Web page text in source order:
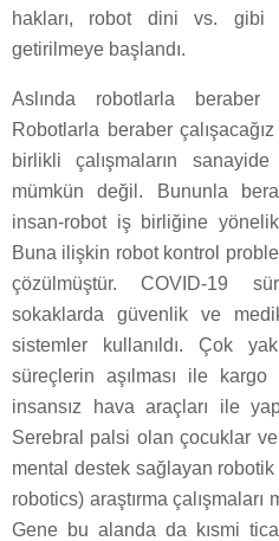
hakları, robot dini vs. gibi
getirilmeye başlandı.
Aslında robotlarla beraber
Robotlarla beraber
birlikli çalışmaların
mümkün değil. Bununla
insan-robot iş birliğine
Buna ilişkin robot kontrol
çözülmüştür. COVID-19
sokaklarda güvenlik ve
sistemler kullanıldı. Çok
süreçlerin aşılması ile kargo
insansız hava araçları ile
Serebral palsi olan çocuklar
mental destek sağlayan
robotics) araştırma
Gene bu alanda da kısmi